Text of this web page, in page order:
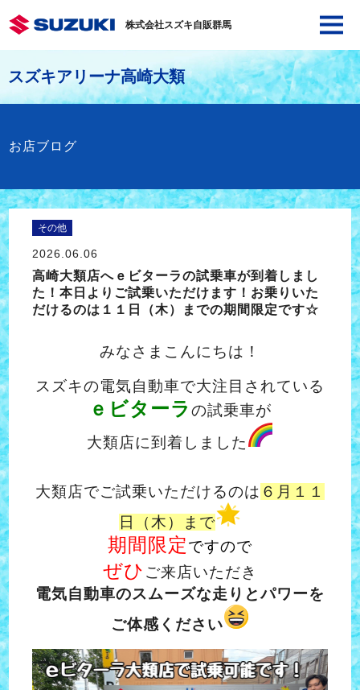
株式会社スズキ自販群馬
スズキアリーナ高崎大類
お店ブログ
その他
2026.06.06
高崎大類店へｅビターラの試乗車が到着しまし
た！本日よりご試乗いただけます！お乗りいた
だけるのは１１日（木）までの期間限定です☆
みなさまこんにちは！
スズキの電気自動車で大注目されている
ｅビターラ の試乗車が
大類店に到着しました
大類店でご試乗いただけるのは ６月１１
日（木）まで
期間限定ですので
ぜひ ご来店いただき
電気自動車のスムーズな走りとパワーを
ご体感ください